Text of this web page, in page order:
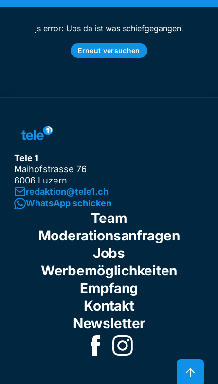
js error: Ups da ist was schiefgegangen!
Erneut versuchen
Tele 1
Maihofstrasse 76
6006 Luzern
redaktion@tele1.ch
WhatsApp schicken
Team
Moderationsanfragen
Jobs
Werbemöglichkeiten
Empfang
Kontakt
Newsletter